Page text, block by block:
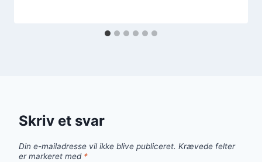
Skriv et svar
Din e-mailadresse vil ikke blive publiceret. Krævede felter
er markeret med *